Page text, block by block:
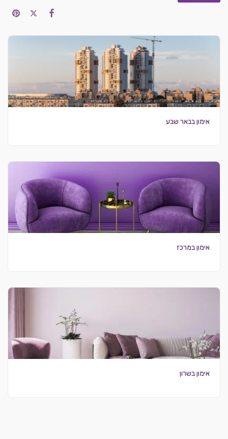
אימון בבאר שבע
אימון במרכז
אימון בשרון